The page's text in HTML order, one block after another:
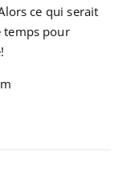
ce qui serait
temps pour